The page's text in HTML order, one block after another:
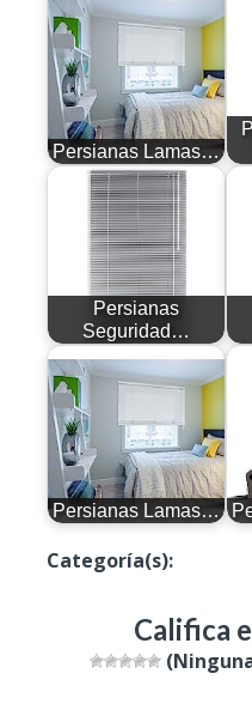
Persianas Lamas…
Persianas
Seguridad…
Persianas Lamas…
Categoría(s):
Califica